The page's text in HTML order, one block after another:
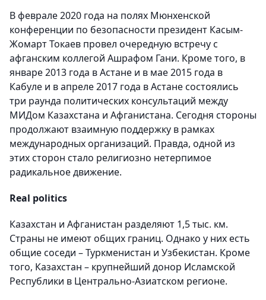
В феврале 2020 года на полях Мюнхенской
конференции по безопасности президент Касым-
Жомарт Токаев провел очередную встречу с
афганским коллегой Ашрафом Гани. Кроме того, в
январе 2013 года в Астане и в мае 2015 года в
Кабуле и в апреле 2017 года в Астане состоялись
три раунда политических консультаций между
МИДом Казахстана и Афганистана. Сегодня стороны
продолжают взаимную поддержку в рамках
международных организаций. Правда, одной из
этих сторон стало религиозно нетерпимое
радикальное движение.
Real politics
Казахстан и Афганистан разделяют 1,5 тыс. км.
Страны не имеют общих границ. Однако у них есть
общие соседи – Туркменистан и Узбекистан. Кроме
того, Казахстан – крупнейший донор Исламской
Республики в Центрально-Азиатском регионе.